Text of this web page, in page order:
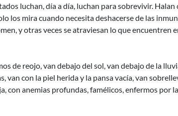
JESÚS
EN
luchan, día a día, luchan para sobrevivir. Halan
los mira cuando necesita deshacerse de las
y otras veces se atraviesan lo que encuentren
de reojo, van debajo del sol, van debajo de la
van con la piel herida y la pansa vacía, van
con anemias profundas, famélicos, enfermos por